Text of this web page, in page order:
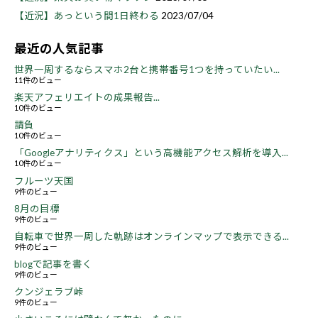
【近況】あっという間1日終わる 2023/07/04
最近の人気記事
世界一周するならスマホ2台と携帯番号1つを持っていたい...
11件のビュー
楽天アフェリエイトの成果報告...
10件のビュー
請負
10件のビュー
「Googleアナリティクス」という高機能アクセス解析を導入...
10件のビュー
フルーツ天国
9件のビュー
8月の目標
9件のビュー
自転車で世界一周した軌跡はオンラインマップで表示できる...
9件のビュー
blogで記事を書く
9件のビュー
クンジェラブ峠
9件のビュー